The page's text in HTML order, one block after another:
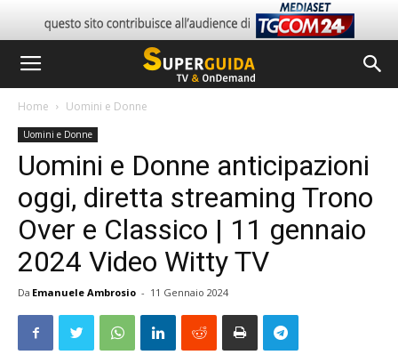
Home Uomini e Donne
Uomini e Donne
Uomini e Donne anticipazioni
oggi, diretta streaming Trono
Over e Classico | 11 gennaio
2024 Video Witty TV
Da Emanuele Ambrosio - 11 Gennaio 2024